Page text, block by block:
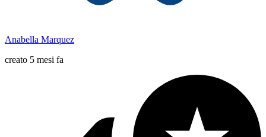
Anabella Marquez
creato 5 mesi fa